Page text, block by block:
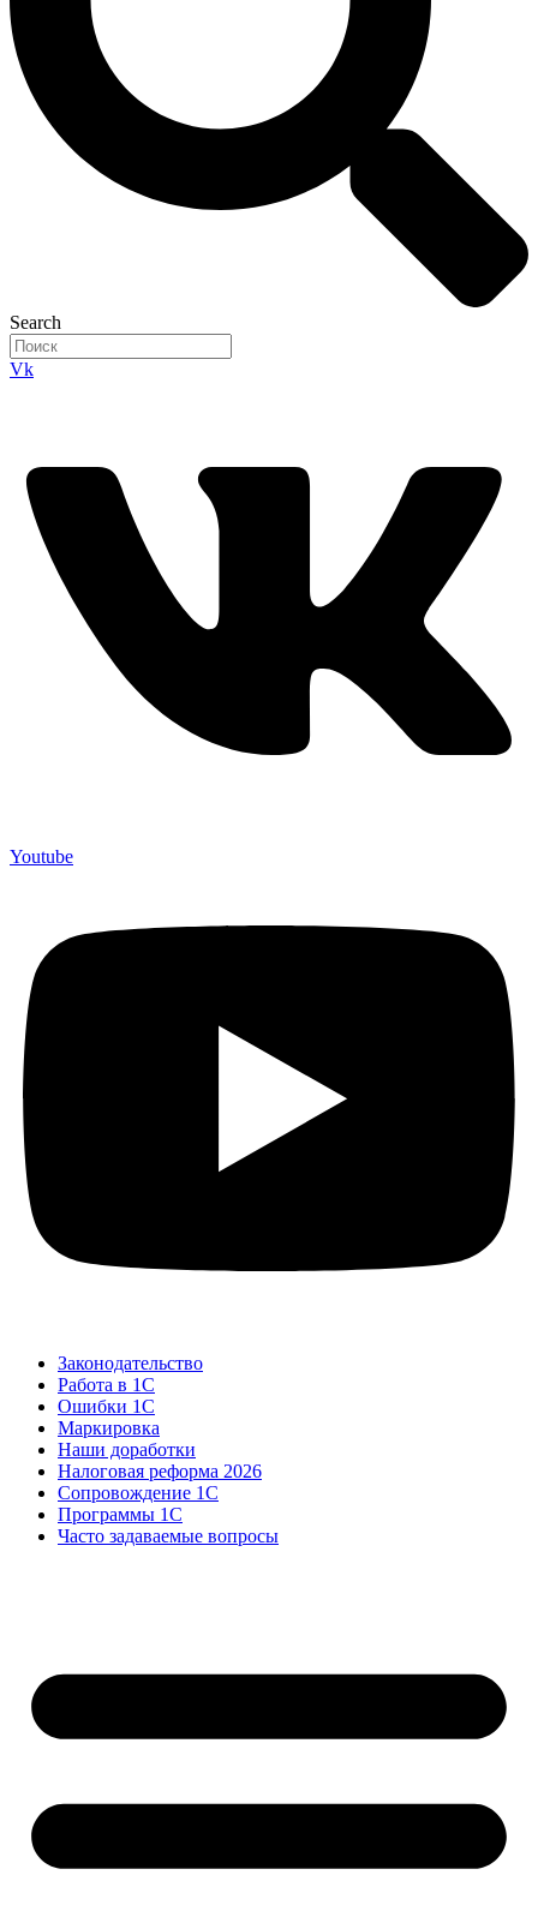
Search
Vk
Youtube
Законодательство
Работа в 1С
Ошибки 1С
Маркировка
Наши доработки
Налоговая реформа 2026
Сопровождение 1С
Программы 1С
Часто задаваемые вопросы